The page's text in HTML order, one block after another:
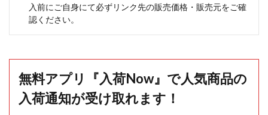
入前にご自身にて必ずリンク先の販売価格・販売元をご確
認ください。
無料アプリ『入荷Now』で人気商品の
入荷通知が受け取れます！